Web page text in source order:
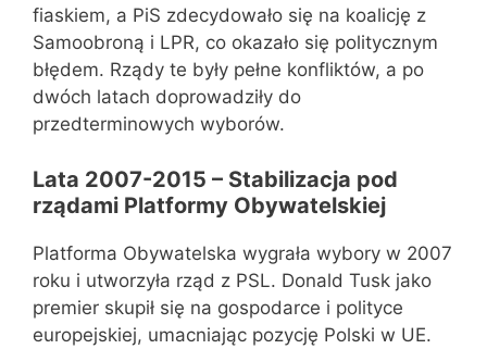
fiaskiem, a PiS zdecydowało się na koalicję z
Samoobroną i LPR, co okazało się politycznym
błędem. Rządy te były pełne konfliktów, a po
dwóch latach doprowadziły do
przedterminowych wyborów.
Lata 2007-2015 – Stabilizacja pod
rządami Platformy Obywatelskiej
Platforma Obywatelska wygrała wybory w 2007
roku i utworzyła rząd z PSL. Donald Tusk jako
premier skupił się na gospodarce i polityce
europejskiej, umacniając pozycję Polski w UE.